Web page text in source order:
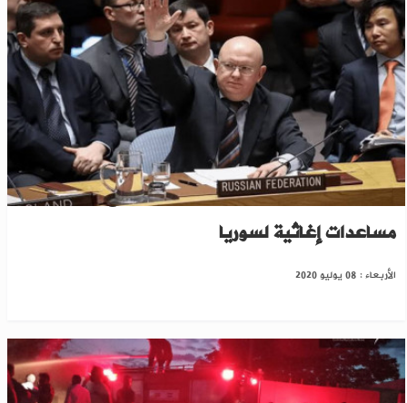
روسيا والصين تستخدمان "الفيتو" لمنع دخول
مساعدات إغاثية لسوريا
الأربعاء : 08 يوليو 2020